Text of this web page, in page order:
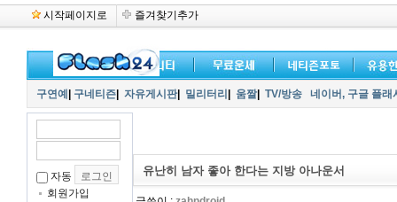
시작페이지로 즐겨찾기추가
구연예 구네티즌 자유게시판| 밀리터리 움짤| TV/방송 네이버, 구글 플
자동
회원가입
유난히 남자 좋아 한다는 지방 아나운서